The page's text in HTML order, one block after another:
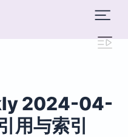
2024-04-
用与索引